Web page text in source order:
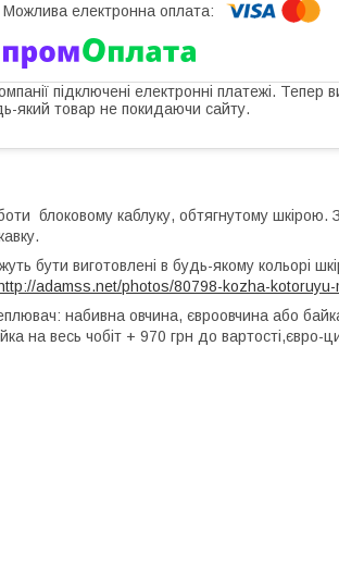
підключені електронні платежі. Тепер
який товар не покидаючи сайту.
блоковому каблуку, обтягнутому шкірою.
бути виготовлені в будь-якому кольорі
http://adamss.net/photos/80798-kozha-
набивна овчина, євроовчина або
на весь чобіт + 970 грн до вартості,євро-